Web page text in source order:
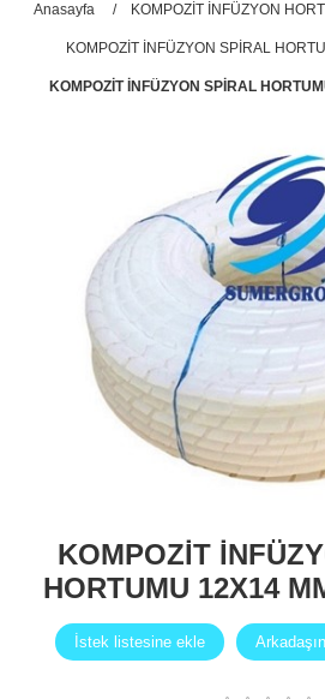
Anasayfa / KOMPOZİT İNFÜZYON
KOMPOZİT İNFÜZYON SPİRAL
KOMPOZİT İNFÜZYON SPİRAL
KOMPOZİT
HORTUMU 12X14